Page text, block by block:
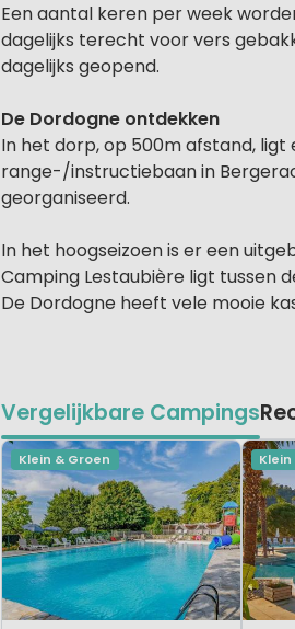
Een aantal keren per week
dagelijks terecht voor vers
dagelijks geopend.
De Dordogne ontdekken
In het dorp, op 500m afstand,
range-/instructiebaan in
georganiseerd.
In het hoogseizoen is er een
Camping Lestaubière ligt tussen
De Dordogne heeft vele mooie
Vergelijkbare Campings
Klein & Groen